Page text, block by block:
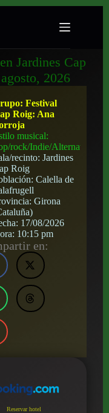
Jardines Cap
2026
Festival
Roig: Ana
musical:
rock/Indie/Alternativo
recinto:Jardines
Roig
Calella de
Girona
17/08/2026
10:15 pm
en:
Reservar hotel